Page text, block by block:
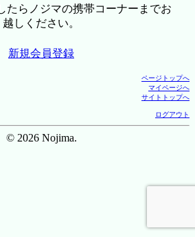
たらノジマの携帯コーナーまでお
越しください。
新規会員登録
ページトップへ
マイページへ
サイトトップへ
ログアウト
© 2026 Nojima.